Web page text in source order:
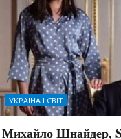
УКРАЇНА І СВІТ
Михайло Шнайдер,